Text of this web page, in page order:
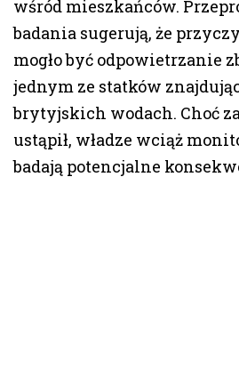
wśród mieszkańców.
badania sugerują, że
mogło być odpowietrzanie
jednym ze statków
brytyjskich wodach. Choć
ustąpił, władze wciąż
badają potencjalne